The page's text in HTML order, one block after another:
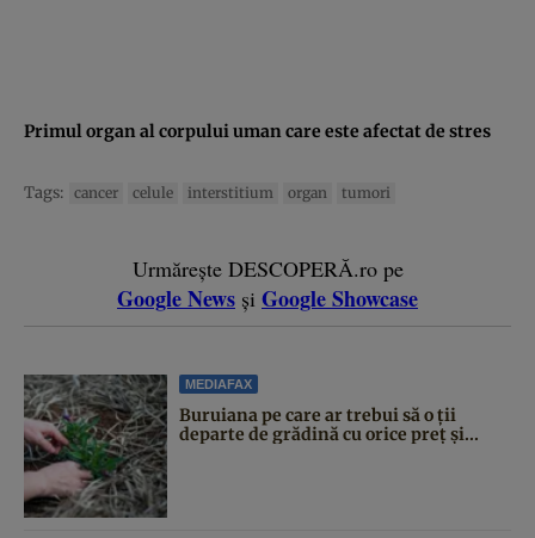
Primul organ al corpului uman care este afectat de stres
Tags: cancer celule interstitium organ tumori
Urmărește DESCOPERĂ.ro pe
Google News și Google Showcase
MEDIAFAX
Buruiana pe care ar trebui să o ții
departe de grădină cu orice preț și...